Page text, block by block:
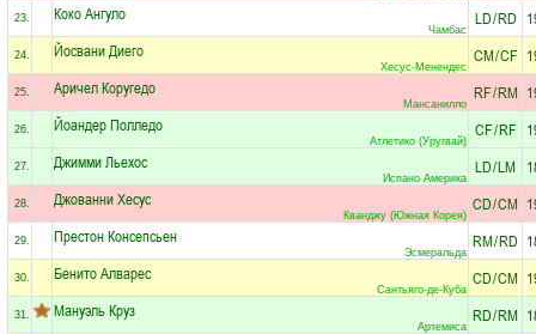
23. Коко Ангуло
Чамбас
LD/RD
24. Йосвани Диего
Хесус-Менендес
CM/CF
25. Аричел Коругедо
Мансанилло
RF/RM
26. Йоандер Полледо
Атлетико (Уругвай)
CF/RF
27. Джимми Льехос
Испано Америка
LD/LM
28. Джованни Хесус
Кванджу (Южная Корея)
CD/CM
29. Престон Консепсьен
Эсмеральда
RM/RD
30. Бенито Алварес
Сантьяго-де-Куба
CD/CM
31. Мануэль Круз
Артемиса
RD/RM